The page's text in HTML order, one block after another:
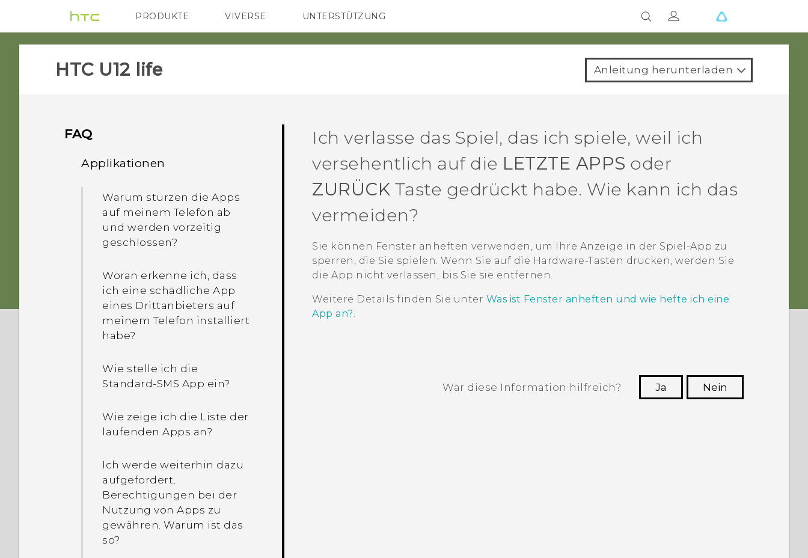
PRODUKTE
VIVE G REIGNS SMARTPHONES
VIVERSE UNTERSTÜTZUNG
HTC-Geräte und Zubehör
HTC U12 life‎ Anleitung herunterladen
FAQ
Applikationen
Warum stürzen die Apps
auf meinem Telefon ab
und werden vorzeitig
geschlossen?
Woran erkenne ich, dass
ich eine schädliche App
eines Drittanbieters auf
meinem Telefon installiert
habe?
Wie stelle ich die
Standard-SMS App ein?
Wie zeige ich die Liste der
laufenden Apps an?
Ich werde weiterhin dazu
aufgefordert,
Berechtigungen bei der
Nutzung von Apps zu
gewähren. Warum ist das
so?
Ich verlasse das Spiel, das ich spiele, weil ich
versehentlich auf die LETZTE APPS oder
ZURÜCK Taste gedrückt habe. Wie kann ich das
vermeiden?
Sie können Fenster anheften verwenden, um Ihre Anzeige in der Spiel-App zu
sperren, die Sie spielen. Wenn Sie auf die Hardware-Tasten drücken, werden Sie
die App nicht verlassen, bis Sie sie entfernen.
Weitere Details finden Sie unter Was ist Fenster anheften und wie hefte ich eine
App an?.
War diese Information hilfreich? Ja
Nein